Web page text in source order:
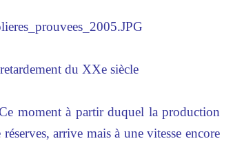
du XXe siècle
moment à partir duquel la production
arrive mais à une vitesse encore